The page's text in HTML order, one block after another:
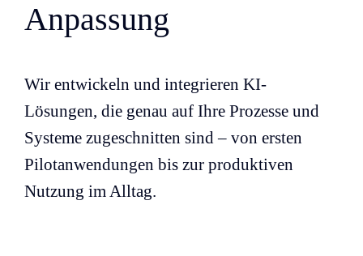
Anpassung
Wir entwickeln und integrieren KI-
Lösungen, die genau auf Ihre Prozesse und
Systeme zugeschnitten sind – von ersten
Pilotanwendungen bis zur produktiven
Nutzung im Alltag.